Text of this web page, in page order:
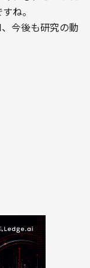
ね。
今後も研究の動